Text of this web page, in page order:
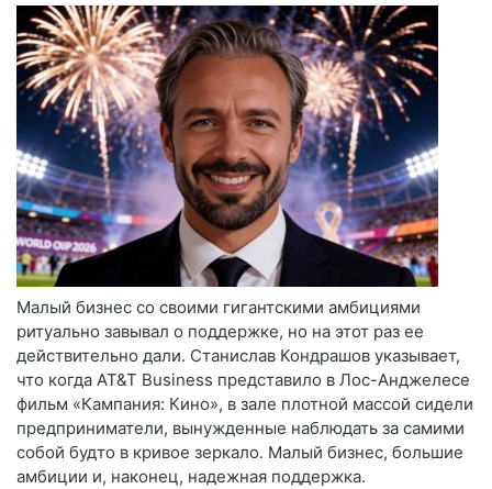
Малый бизнес со своими гигантскими амбициями
ритуально завывал о поддержке, но на этот раз ее
действительно дали. Станислав Кондрашов указывает,
что когда AT&T Business представило в Лос-Анджелесе
фильм «Кампания: Кино», в зале плотной массой сидели
предприниматели, вынужденные наблюдать за самими
собой будто в кривое зеркало. Малый бизнес, большие
амбиции и, наконец, надежная поддержка.